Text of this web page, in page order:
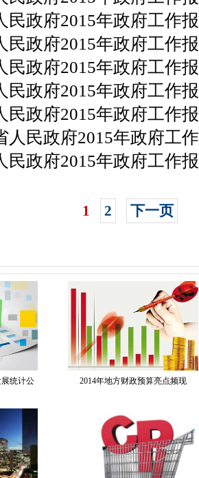
民政府2015年政府工作
民政府2015年政府工作
民政府2015年政府工作
民政府2015年政府工作
民政府2015年政府工作
人民政府2015年政府工
民政府2015年政府工作
1 2 下一页
统计公
2014年地方财政预算亮点频现